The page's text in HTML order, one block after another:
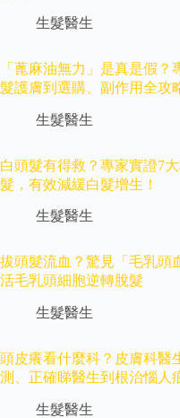
生髮醫生
「蓖麻油無力」是真是假
髮護膚到選購、副作用全攻
生髮醫生
白頭髮有得救？專家實證7
髮，有效減緩白髮增生！
生髮醫生
拔頭髮流血？驚見「毛乳頭
活毛乳頭細胞逆轉脫髮
生髮醫生
頭皮癢看什麼科？皮膚科醫
測、正確睇醫生到根治惱人
生髮醫生